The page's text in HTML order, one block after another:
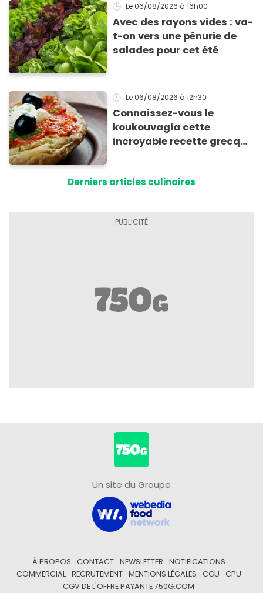
Le 06/08/2026 à 16h00
Avec des rayons vides : va-
t-on vers une pénurie de
salades pour cet été
Le 06/08/2026 à 12h30
Connaissez-vous le
koukouvagia cette
incroyable recette grecque
Derniers articles culinaires
Un site du Groupe
À PROPOS CONTACT NEWSLETTER
NOTIFICATIONS
COMMERCIAL
RECRUTEMENT MENTIONS LÉGALES CGU
CPU
CGV DE L'OFFRE PAYANTE 750G.COM